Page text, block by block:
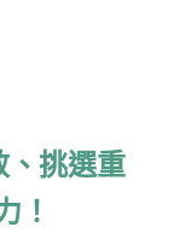
、挑選重
！